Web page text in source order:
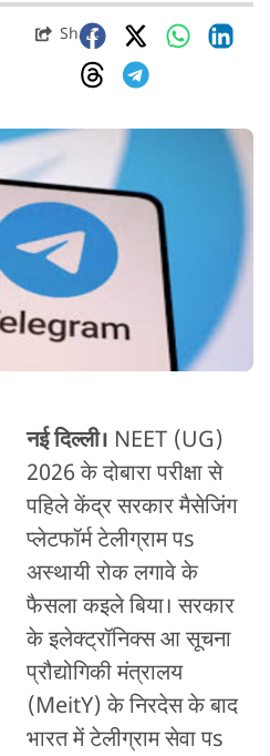
Share
नई दिल्ली। NEET (UG)
2026 के दोबारा परीक्षा से
पहिले केंद्र सरकार मैसेजिंग
प्लेटफॉर्म टेलीग्राम पs
अस्थायी रोक लगावे के
फैसला कइले बिया। सरकार
के इलेक्ट्रॉनिक्स आ सूचना
प्रौद्योगिकी मंत्रालय
(MeitY) के निरदेस के बाद
भारत में टेलीग्राम सेवा पs